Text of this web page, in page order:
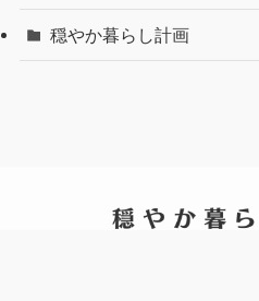
穏やか暮らし計画